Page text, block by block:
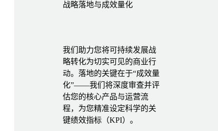
战略落地与成效量化
我们助力您将可持续发展战
略转化为切实可见的商业行
动。落地的关键在于“成效量
化”——我们将深度审查并评
估您的核心产品与运营流
程，为您精准设定科学的关
键绩效指标（KPI）。